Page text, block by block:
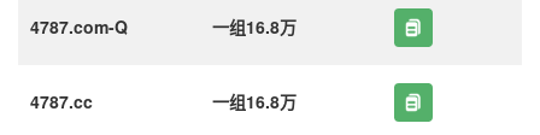
4787.com-Q 一组16.8万
4787.cc 一组16.8万